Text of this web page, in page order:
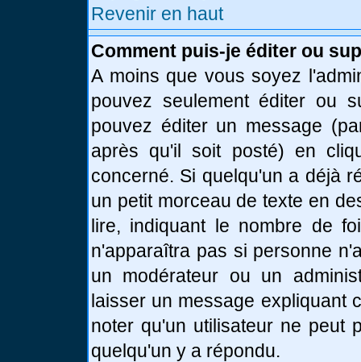
Revenir en haut
Comment puis-je éditer ou
A moins que vous soyez
pouvez seulement éditer ou
pouvez éditer un message
après qu'il soit posté) en
concerné. Si quelqu'un a déjà
un petit morceau de texte en
lire, indiquant le nombre de
n'apparaîtra pas si personne
un modérateur ou un
laisser un message expliquant
noter qu'un utilisateur ne peut
quelqu'un y a répondu.